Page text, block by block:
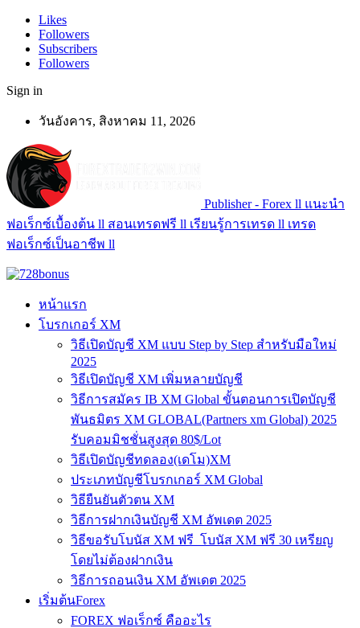
Likes
Followers
Subscribers
Followers
Sign in
วันอังคาร, สิงหาคม 11, 2026
Publisher - Forex ll แนะนำ
ฟอเร็กซ์เบื้องต้น ll สอนเทรดฟรี ll เรียนรู้การเทรด ll เทรด
ฟอเร็กซ์เป็นอาชีพ ll
หน้าแรก
โบรกเกอร์ XM
วิธีเปิดบัญชี XM แบบ Step by Step สำหรับมือใหม่
2025
วิธีเปิดบัญชี XM เพิ่มหลายบัญชี
วิธีการสมัคร IB XM Global ขั้นตอนการเปิดบัญชี
พันธมิตร XM GLOBAL(Partners xm Global) 2025
รับคอมมิชชั่นสูงสุด 80$/Lot
วิธีเปิดบัญชีทดลอง(เดโม)XM
ประเภทบัญชีโบรกเกอร์ XM Global
วิธียืนยันตัวตน XM
วิธีการฝากเงินบัญชี XM อัพเดต 2025
วิธีขอรับโบนัส XM ฟรี โบนัส XM ฟรี 30 เหรียญ
โดยไม่ต้องฝากเงิน
วิธีการถอนเงิน XM อัพเดต 2025
เริ่มต้นForex
FOREX ฟอเร็กซ์ คืออะไร